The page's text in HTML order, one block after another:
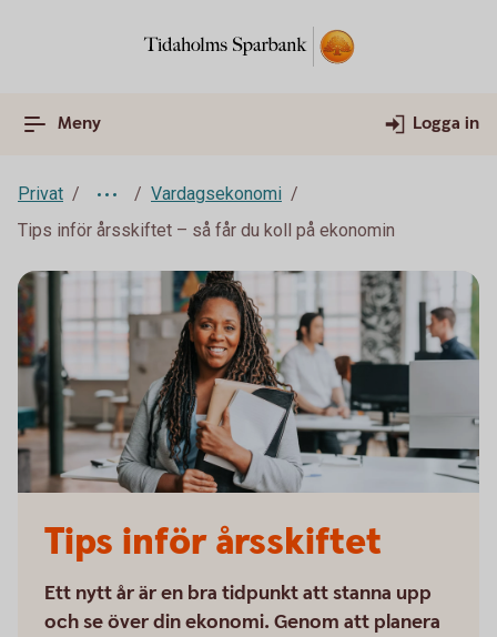
Meny Logga in
Privat
Vardagsekonomi
Tips inför årsskiftet – så får du koll på ekonomin
Tips inför årsskiftet
Ett nytt år är en bra tidpunkt att stanna upp
och se över din ekonomi. Genom att planera